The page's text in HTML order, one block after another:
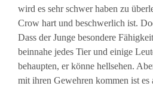
wird es sehr schwer haben zu
Crow hart und beschwerlich ist.
Dass der Junge besondere
beinnahe jedes Tier und einige
behaupten, er könne hellsehen.
mit ihren Gewehren kommen ist es